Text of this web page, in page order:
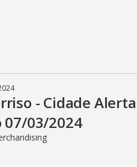
- Cidade
07/03/2024